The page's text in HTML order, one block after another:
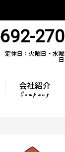
270
定休日：火曜日・水曜
日
会社紹介
Company